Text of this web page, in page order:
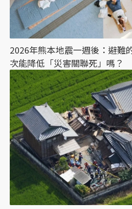
2026年熊本地震一週後：避難
次能降低「災害關聯死」嗎？